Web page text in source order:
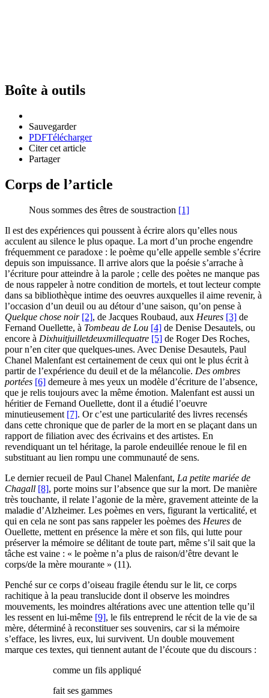
Boîte à outils
Sauvegarder
PDFTélécharger
Citer cet article
Partager
Corps de l’article
Nous sommes des êtres de soustraction [1]
Il est des expériences qui poussent à écrire alors qu’elles nous
acculent au silence le plus opaque. La mort d’un proche engendre
fréquemment ce paradoxe : le poème qu’elle appelle semble s’écrire
depuis son impuissance. Il arrive alors que la poésie s’arrache à
l’écriture pour atteindre à la parole ; celle des poètes ne manque pas
de nous rappeler à notre condition de mortels, et tout lecteur compte
dans sa bibliothèque intime des oeuvres auxquelles il aime revenir, à
l’occasion d’un deuil ou au détour d’une saison, qu’on pense à
Quelque chose noir [2], de Jacques Roubaud, aux Heures [3] de
Fernand Ouellette, à Tombeau de Lou [4] de Denise Desautels, ou
encore à Dixhuitjuilletdeuxmillequatre [5] de Roger Des Roches,
pour n’en citer que quelques-unes. Avec Denise Desautels, Paul
Chanel Malenfant est certainement de ceux qui ont le plus écrit à
partir de l’expérience du deuil et de la mélancolie. Des ombres
portées [6] demeure à mes yeux un modèle d’écriture de l’absence,
que je relis toujours avec la même émotion. Malenfant est aussi un
héritier de Fernand Ouellette, dont il a étudié l’oeuvre
minutieusement [7]. Or c’est une particularité des livres recensés
dans cette chronique que de parler de la mort en se plaçant dans un
rapport de filiation avec des écrivains et des artistes. En
revendiquant un tel héritage, la parole endeuillée renoue le fil en
substituant au lien rompu une communauté de sens.
Le dernier recueil de Paul Chanel Malenfant, La petite mariée de
Chagall [8], porte moins sur l’absence que sur la mort. De manière
très touchante, il relate l’agonie de la mère, gravement atteinte de la
maladie d’Alzheimer. Les poèmes en vers, figurant la verticalité, et
qui en cela ne sont pas sans rappeler les poèmes des Heures de
Ouellette, mettent en présence la mère et son fils, qui lutte pour
préserver la mémoire se délitant de toute part, même s’il sait que la
tâche est vaine : « le poème n’a plus de raison/d’être devant le
corps/de la mère mourante » (11).
Penché sur ce corps d’oiseau fragile étendu sur le lit, ce corps
rachitique à la peau translucide dont il observe les moindres
mouvements, les moindres altérations avec une attention telle qu’il
les ressent en lui-même [9], le fils entreprend le récit de la vie de sa
mère, déterminé à reconstituer ses souvenirs, car si la mémoire
s’efface, les livres, eux, lui survivent. Un double mouvement
marque ces textes, qui tiennent autant de l’écoute que du discours :
comme un fils appliqué
fait ses gammes